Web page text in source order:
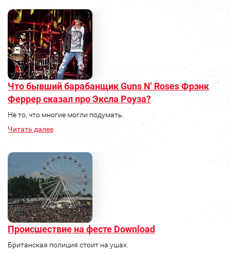
Что бывший барабанщик Guns N' Roses Фрэнк
Феррер сказал про Эксла Роуза?
Не то, что многие могли подумать.
Читать далее
Происшествие на фесте Download
Британская полиция стоит на ушах.